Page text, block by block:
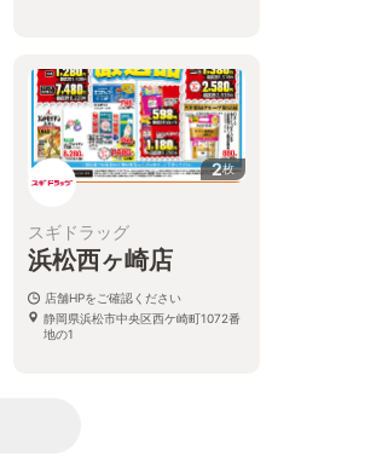
2枚
スギドラッグ
浜松西ヶ崎店
店舗HPをご確認ください
静岡県浜松市中央区西ケ崎町1072番
地の1